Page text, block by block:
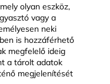
olyan eszköz,
vagy a
neki
is hozzáférhető
megfelelő ideig
a tárolt adatok
megjelenítését